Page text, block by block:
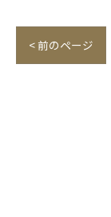
< 前のページ